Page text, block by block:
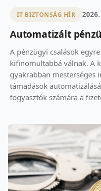
IT BIZTONSÁG HÍR
Automatizált
A pénzügyi csalások
kifinomultabbá válnak. A
gyakrabban mesterséges
támadások
fogyasztók számára a